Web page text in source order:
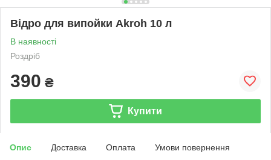
Відро для випойки Аkroh 10 л
В наявності
Роздріб
390 ₴
Купити
Опис Доставка Оплата Умови повернення